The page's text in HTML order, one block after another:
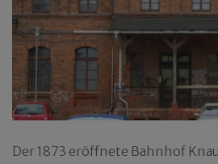
Der 1873 eröffnete Bahnhof